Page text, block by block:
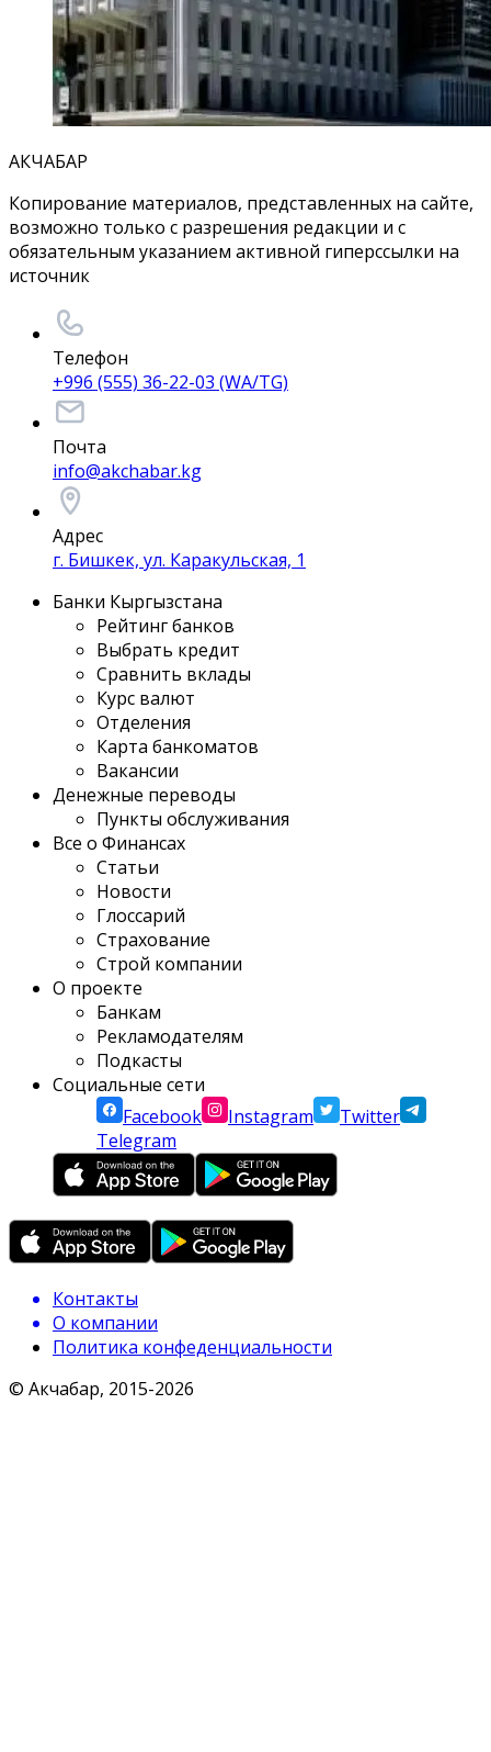
АКЧАБАР
Копирование материалов, представленных на сайте,
возможно только с разрешения редакции и с
обязательным указанием активной гиперссылки на
источник
Телефон
+996 (555) 36-22-03 (WA/TG)
Почта
info@akchabar.kg
Адрес
г. Бишкек, ул. Каракульская, 1
Банки Кыргызстана
Рейтинг банков
Выбрать кредит
Сравнить вклады
Курс валют
Отделения
Карта банкоматов
Вакансии
Денежные переводы
Пункты обслуживания
Все о Финансах
Статьи
Новости
Глоссарий
Страхование
Строй компании
О проекте
Банкам
Рекламодателям
Подкасты
Социальные сети
Facebook
Instagram
Twitter
Telegram
Контакты
О компании
Политика конфеденциальности
© Акчабар, 2015-2026